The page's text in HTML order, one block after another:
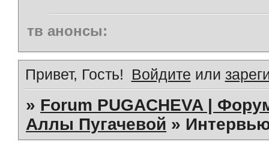
тв анонсы:
Привет, Гость! Войдите или
» Forum PUGACHEVA |
Аллы Пугачевой »